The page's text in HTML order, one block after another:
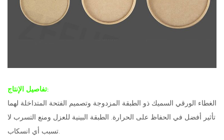
تفاصيل الإنتاج:
الغطاء الورقي السميك ذو الطبقة المزدوجة وتصميم الفتحة المتداخلة لهما
تأثير أفضل في الحفاظ على الحرارة. الطبقة البينية للعزل ومنع التسرب لا
تسبب أي انسكاب.